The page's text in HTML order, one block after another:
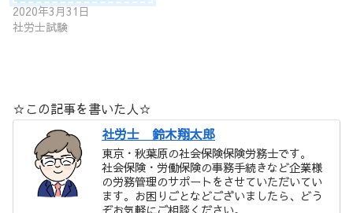
2020年3月31日
社労士試験
☆この記事を書いた人☆
社労士 鈴木翔太郎
東京・秋葉原の社会保険保険労務士です。
社会保険・労働保険の事務手続きなど企業様
の労務管理のサポートをさせていただいてい
ます。お困りごとなどございましたら、どう